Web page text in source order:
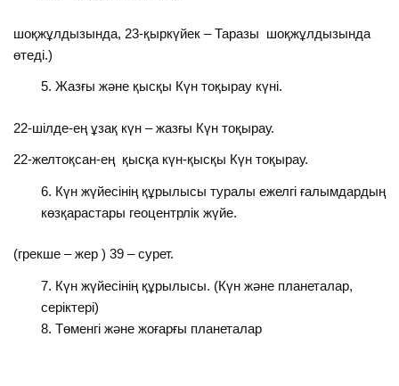
шоқжұлдызында, 23-қыркүйек – Таразы шоқжұлдызында
өтеді.)
Жазғы және қысқы Күн тоқырау күні.
22-шілде-ең ұзақ күн – жазғы Күн тоқырау.
22-желтоқсан-ең қысқа күн-қысқы Күн тоқырау.
Күн жүйесінің құрылысы туралы ежелгі ғалымдардың
көзқарастары геоцентрлік жүйе.
(грекше – жер ) 39 – сурет.
Күн жүйесінің құрылысы. (Күн және планеталар,
серіктері)
Төменгі және жоғарғы планеталар